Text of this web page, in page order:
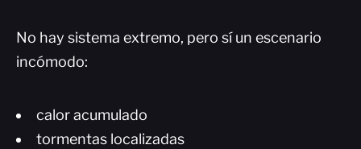
No hay sistema extremo, pero sí un escenario
incómodo:
calor acumulado
tormentas localizadas